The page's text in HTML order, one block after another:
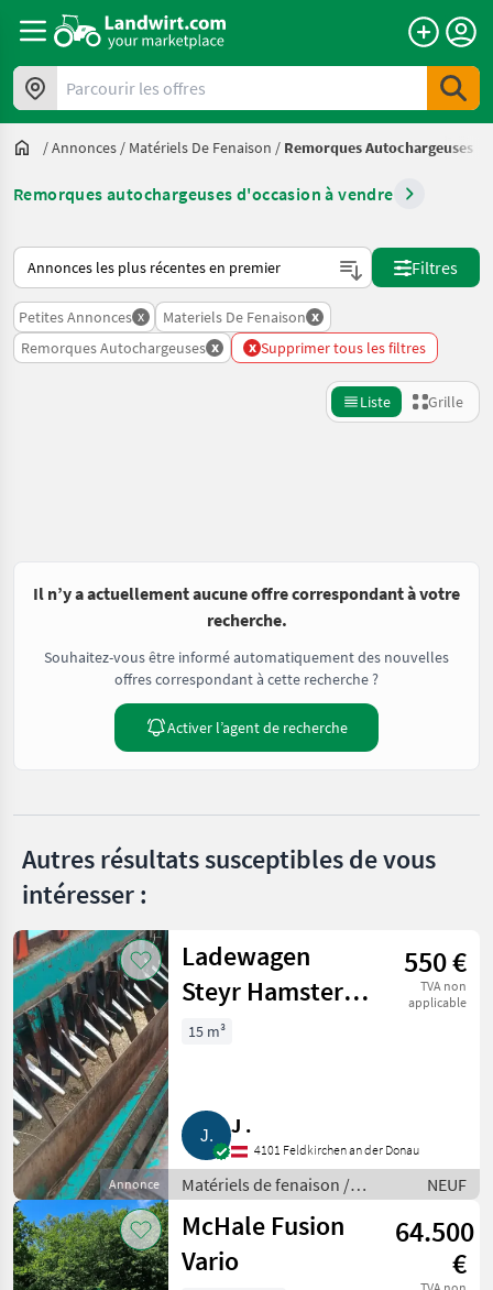
Parcourir les offres
/Annonces / Matériels De Fenaison / Remorques Autochargeuses
Remorques autochargeuses d'occasion à vendre
Voici comment les annonces sont triées sur Landwirt.com
Filtres
Petites Annonces x Materiels De Fenaison x
Remorques Autochargeuses x x Supprimer tous les filtres
Liste Grille
Il n’y a actuellement aucune offre correspondant à votre
recherche.
Souhaitez-vous être informé automatiquement des nouvelles
offres correspondant à cette recherche ?
Activer l’agent de recherche
Autres résultats susceptibles de vous
intéresser :
Annonce
Ladewagen
Steyr Hamster
Plus 15
550 €
TVA non
applicable
15 m³
J .
4101 Feldkirchen an der Donau
Matériels de fenaison /
Autochargeuses
NEUF
McHale Fusion
Vario
64.500
€